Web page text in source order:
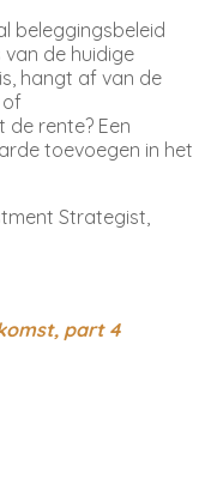
beleggingsbeleid
de huidige
hangt af van de
of
rente? Een
toevoegen in het
Strategist,
part 4